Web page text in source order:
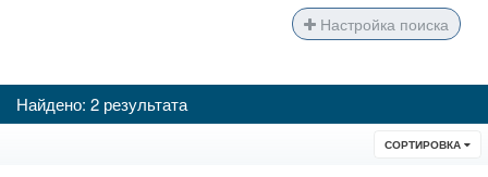
Настройка поиска
Найдено: 2 результата
СОРТИРОВКА